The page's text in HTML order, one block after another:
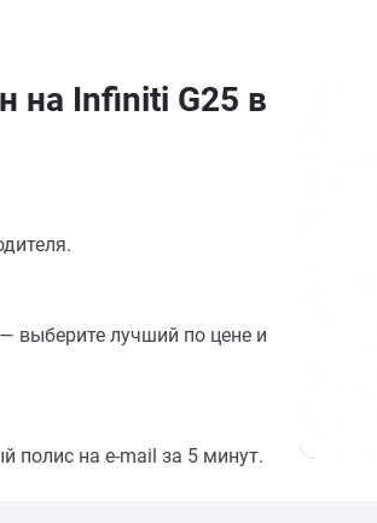
на Infiniti G25 в
выберите лучший по цене и
полис на e-mail за 5 минут.